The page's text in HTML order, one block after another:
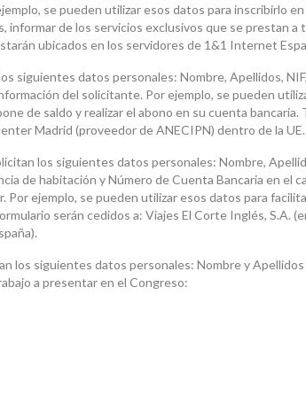
se pueden utilizar esos datos para inscribirlo
informar de los servicios exclusivos que se prestan
ubicados en los servidores de 1&1 Internet
siguientes datos personales: Nombre, Apellidos,
del solicitante. Por ejemplo, se pueden
de saldo y realizar el abono en su cuenta
Madrid (proveedor de ANECIPN) dentro de la UE.
los siguientes datos personales: Nombre,
de habitación y Número de Cuenta Bancaria en el
ejemplo, se pueden utilizar esos datos para
serán cedidos a: Viajes El Corte Inglés, S.A.
los siguientes datos personales: Nombre y
a presentar en el Congreso: